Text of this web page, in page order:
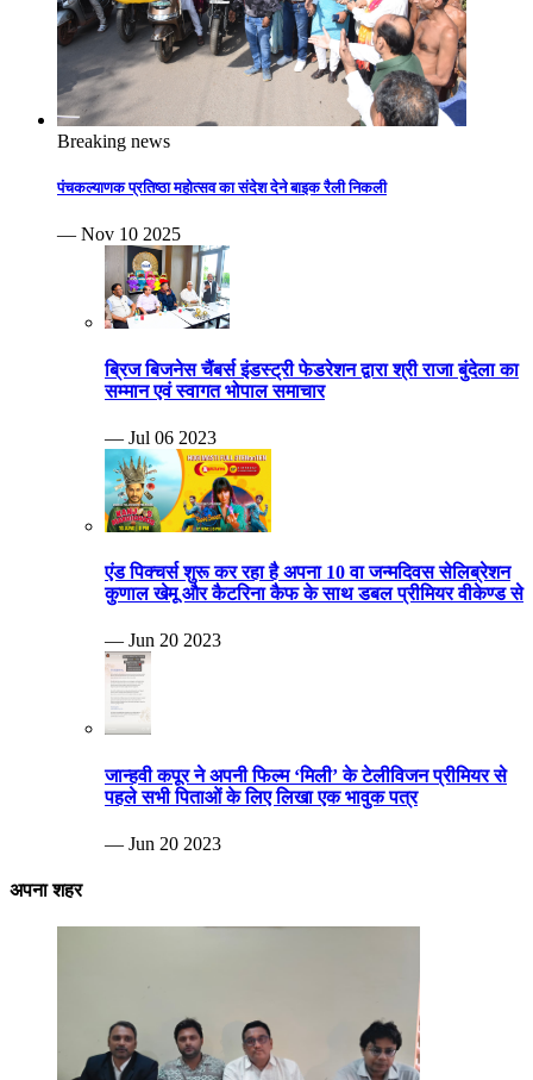
Breaking news
पंचकल्याणक प्रतिष्ठा महोत्सव का संदेश देने बाइक रैली निकली
— Nov 10 2025
ब्रिज बिजनेस चैंबर्स इंडस्ट्री फेडरेशन द्वारा श्री राजा बुंदेला का
सम्मान एवं स्वागत भोपाल समाचार
— Jul 06 2023
एंड पिक्चर्स शुरू कर रहा है अपना 10 वा जन्मदिवस सेलिब्रेशन
कुणाल खेमू और कैटरिना कैफ के साथ डबल प्रीमियर वीकेण्ड से
— Jun 20 2023
जान्हवी कपूर ने अपनी फिल्म ‘मिली’ के टेलीविजन प्रीमियर से
पहले सभी पिताओं के लिए लिखा एक भावुक पत्र
— Jun 20 2023
अपना शहर